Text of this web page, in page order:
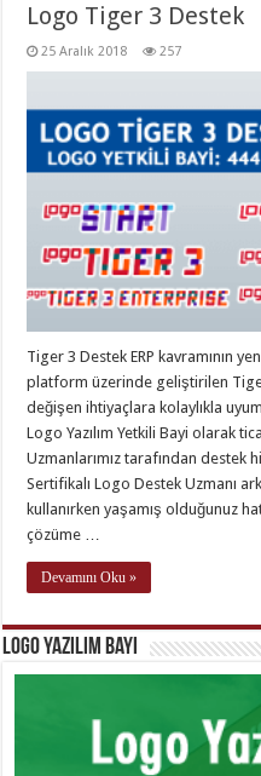
Logo Tiger 3 Destek
25 Aralık 2018 257
Tiger 3 Destek ERP kavramının
platform üzerinde geliştirilen
değişen ihtiyaçlara kolaylıkla
Logo Yazılım Yetkili Bayi olarak
Uzmanlarımız tarafından destek
Sertifikalı Logo Destek Uzmanı
kullanırken yaşamış olduğunuz
çözüme …
Devamını Oku »
Logo Yazılım Bayi